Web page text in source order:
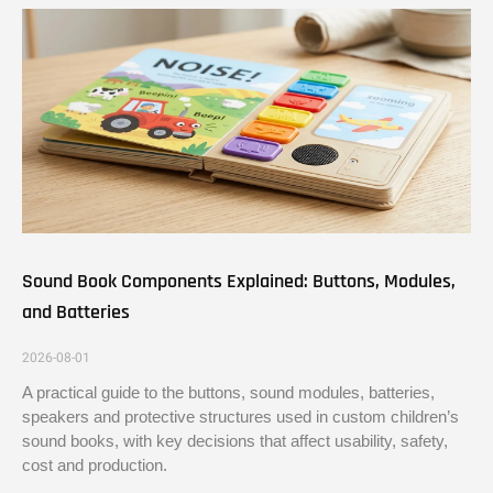
Sound Book Components Explained: Buttons, Modules,
and Batteries
2026-08-01
A practical guide to the buttons, sound modules, batteries,
speakers and protective structures used in custom children’s
sound books, with key decisions that affect usability, safety,
cost and production.